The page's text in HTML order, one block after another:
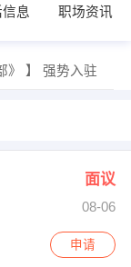
息
职场资讯
》 】 强势入驻
息
】 强势入驻
面议
08-06
申请